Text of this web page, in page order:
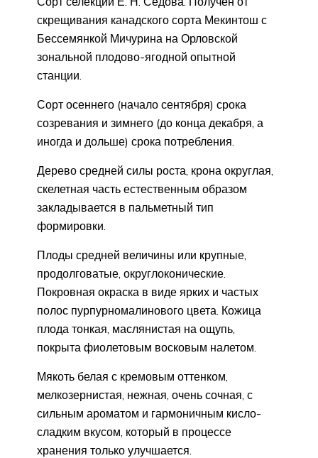
скрещивания канадского сорта Мекинтош с
Бессемянкой Мичурина на Орловской
зональной плодово-ягодной опытной
станции.
Сорт осеннего (начало сентября) срока
созревания и зимнего (до конца декабря, а
иногда и дольше) срока потребления.
Дерево средней силы роста, крона округлая,
скелетная часть естественным образом
закладывается в пальметный тип
формировки.
Плоды средней величины или крупные,
продолговатые, округлоконические.
Покровная окраска в виде ярких и частых
полос пурпурномалинового цвета. Кожица
плода тонкая, маслянистая на ощупь,
покрыта фиолетовым восковым налетом.
Мякоть белая с кремовым оттенком,
мелкозернистая, нежная, очень сочная, с
сильным ароматом и гармоничным кисло-
сладким вкусом, который в процессе
хранения только улучшается.